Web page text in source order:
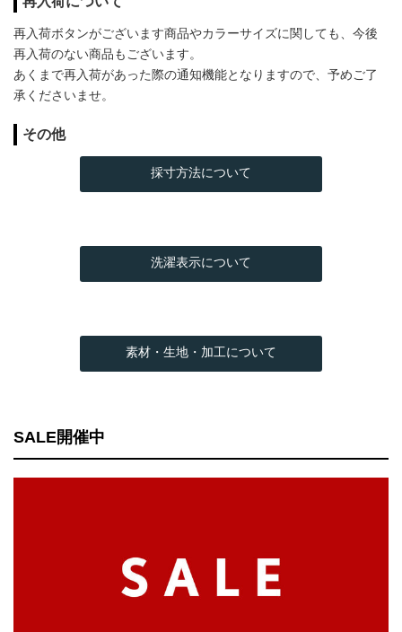
再入荷ボタンがございます商品やカラーサイズに関しても、今後
再入荷のない商品もございます。
あくまで再入荷があった際の通知機能となりますので、予めご了
承くださいませ。
その他
採寸方法について
洗濯表示について
素材・生地・加工について
SALE開催中